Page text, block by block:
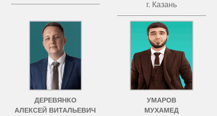
г. Казань
ДЕРЕВЯНКО
АЛЕКСЕЙ ВИТАЛЬЕВИЧ
УМАРОВ
МУХАМЕД